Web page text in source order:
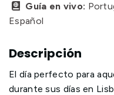
 Guía en vivo:
Español
Descripción
El día perfecto para
durante sus días en